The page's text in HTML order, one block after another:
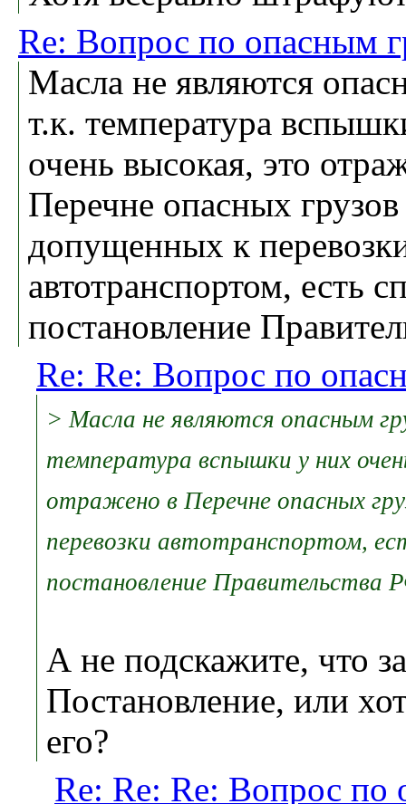
Re: Вопрос по опасным
Масла не являются
т.к. температура
очень высокая, это
Перечне опасных грузов
допущенных к
автотранспортом, есть
постановление
Re: Re: Вопрос по
> Масла не являются опасным
температура вспышки у них
отражено в Перечне опасных
перевозки автотранспортом,
постановление Правительства
А не подскажите, что за
Постановление, или
его?
Re: Re: Re: Вопрос по